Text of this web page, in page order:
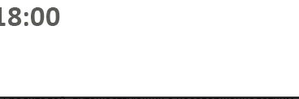
пенсионеров).